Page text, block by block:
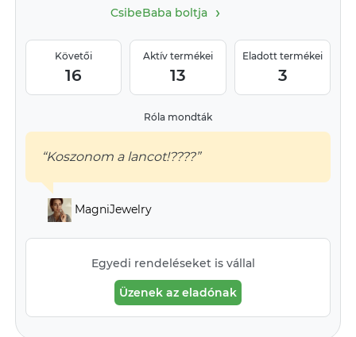
CsibeBaba boltja›
Követői
16
Aktív termékei
13
Eladott termékei
3
Róla mondták
“Koszonom a lancot!????”
MagniJewelry
Egyedi rendeléseket is vállal
Üzenek az eladónak